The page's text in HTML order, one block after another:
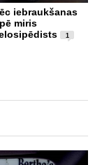
iebraukšanas
miris
1